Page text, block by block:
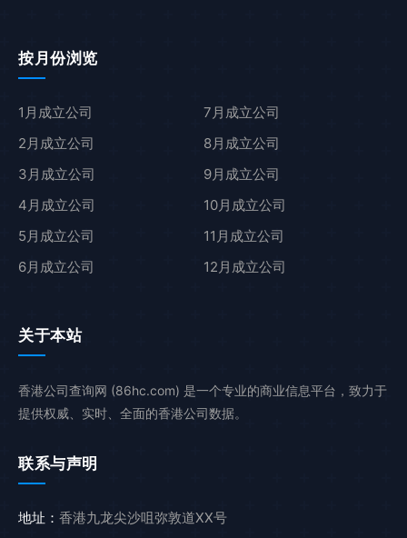
按月份浏览
1月成立公司
2月成立公司
3月成立公司
4月成立公司
5月成立公司
6月成立公司
7月成立公司
8月成立公司
9月成立公司
10月成立公司
11月成立公司
12月成立公司
关于本站
香港公司查询网 (86hc.com) 是一个专业的商业信息平台，致力于
提供权威、实时、全面的香港公司数据。
联系与声明
地址： 香港九龙尖沙咀弥敦道XX号